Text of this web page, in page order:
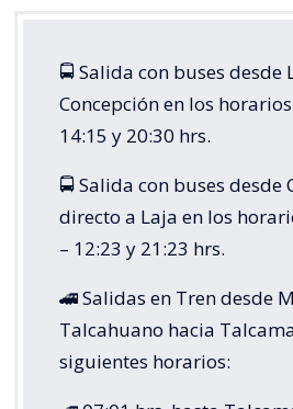
🚍 Salida con buses desde
Concepción en los
14:15 y 20:30 hrs.
🚍 Salida con buses desde
directo a Laja en los
– 12:23 y 21:23 hrs.
🚄 Salidas en Tren desde
Talcahuano hacia
siguientes horarios: